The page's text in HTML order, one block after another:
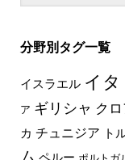
分野別タグ一覧
イスラエル イ
ア ギリシャ ク
カ チュニジア ト
ム